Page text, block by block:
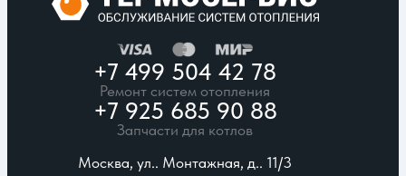
+7 499 504 42 78
Ремонт систем отопления
+7 925 685 90 88
Запчасти для котлов
Москва, ул.. Монтажная, д.. 11/3